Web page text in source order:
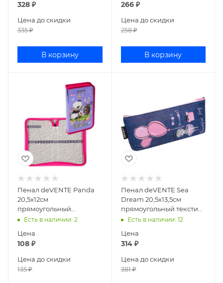
328 ₽
Цена до скидки
335₽
В корзину
266₽
Цена до скидки
258₽
В корзину
Пенал deVENTE Panda
20,5x12см
прямоугольный
ламинированный
Есть в наличии: 2
Цена
108 ₽
Цена до скидки
135₽
Пенал deVENTE Sea
Dream 20,5x13,5см
прямоугольный текстиль
7010141
Есть в наличии: 12
Цена
314₽
Цена до скидки
381₽